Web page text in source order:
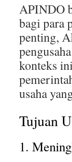
APINDO
bagi para
penting,
konteks
usaha
Tujuan
1.